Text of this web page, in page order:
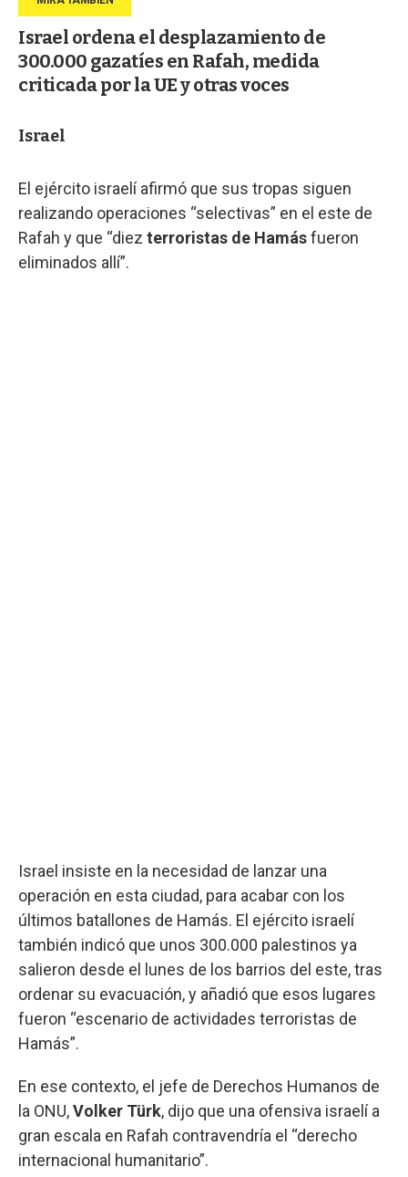
Israel ordena el desplazamiento de
300.000 gazatíes en Rafah, medida
criticada por la UE y otras voces
Israel
El ejército israelí afirmó que sus tropas siguen
realizando operaciones “selectivas” en el este de
Rafah y que “diez terroristas de Hamásfueron
eliminados allí”.
Israel insiste en la necesidad de lanzar una
operación en esta ciudad, para acabar con los
últimos batallones de Hamás. El ejército israelí
también indicó que unos 300.000 palestinos ya
salieron desde el lunes de los barrios del este, tras
ordenar su evacuación, y añadió que esos lugares
fueron “escenario de actividades terroristas de
Hamás”.
En ese contexto, el jefe de Derechos Humanos de
la ONU,Volker Türk, dijo que una ofensiva israelí a
gran escala en Rafah contravendría el “derecho
internacional humanitario”.